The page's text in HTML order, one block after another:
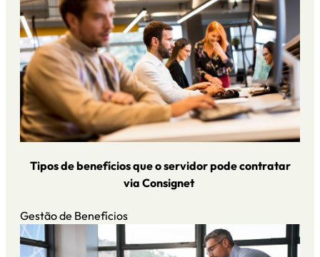
Tipos de benefícios que o servidor pode contratar
via Consignet
Gestão de Benefícios